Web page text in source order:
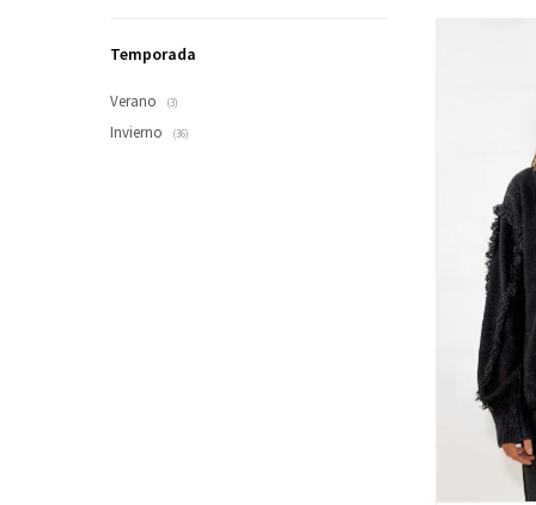
Temporada
Verano (3)
Invierno (36)